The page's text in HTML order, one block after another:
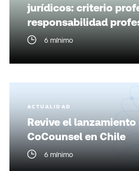
jurídicos: criterio
responsabilidad
6 mínimo
ACTUALIDAD
Revive el lanzamiento
CoCounsel en Chile
6 mínimo